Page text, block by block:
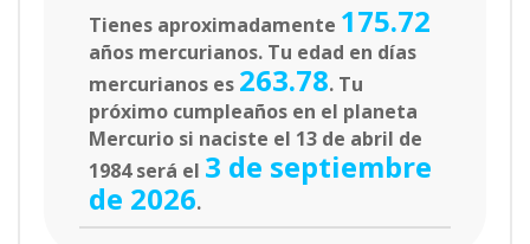
Tienes aproximadamente 175.72
años mercurianos. Tu edad en días
mercurianos es 263.78. Tu
próximo cumpleaños en el planeta
Mercurio si naciste el 13 de abril de
1984 será el 3 de septiembre
de 2026.